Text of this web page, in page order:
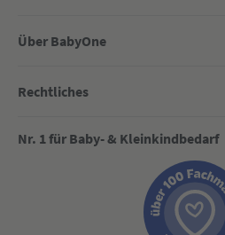
Über BabyOne
Rechtliches
Nr. 1 für Baby- & Kleinkindbedarf